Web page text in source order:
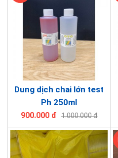
Dung dịch chai lớn test
Ph 250ml
900.000 đ 1.000.000 đ